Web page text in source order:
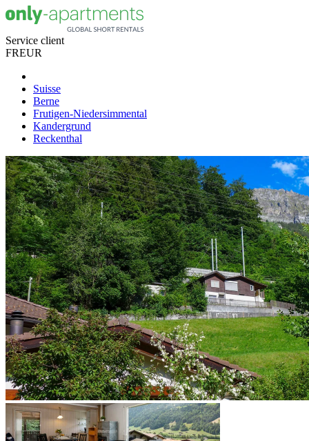
Service client
FREUR
Suisse
Berne
Frutigen-Niedersimmental
Kandergrund
Reckenthal